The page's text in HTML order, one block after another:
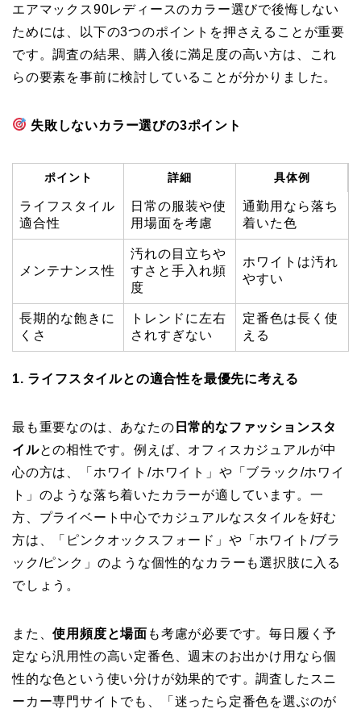
エアマックス90レディースのカラー選びで後悔しない
ためには、以下の3つのポイントを押さえることが重要
です。調査の結果、購入後に満足度の高い方は、これ
らの要素を事前に検討していることが分かりました。
失敗しないカラー選びの3ポイント
ポイント 詳細 具体例
ライフスタイル
適合性
日常の服装や使
用場面を考慮
通勤用なら落ち
着いた色
メンテナンス性
汚れの目立ちや
すさと手入れ頻
度
ホワイトは汚れ
やすい
長期的な飽きに
くさ
トレンドに左右
されすぎない
定番色は長く使
える
1. ライフスタイルとの適合性を最優先に考える
最も重要なのは、あなたの 日常的なファッションスタ
イルとの相性です。例えば、オフィスカジュアルが中
心の方は、「ホワイト/ホワイト」や「ブラック/ホワイ
ト」のような落ち着いたカラーが適しています。一
方、プライベート中心でカジュアルなスタイルを好む
方は、「ピンクオックスフォード」や「ホワイト/ブラ
ック/ピンク」のような個性的なカラーも選択肢に入る
でしょう。
また、使用頻度と場面 も考慮が必要です。毎日履く予
定なら汎用性の高い定番色、週末のお出かけ用なら個
性的な色という使い分けが効果的です。調査したスニ
ーカー専門サイトでも、「迷ったら定番色を選ぶのが